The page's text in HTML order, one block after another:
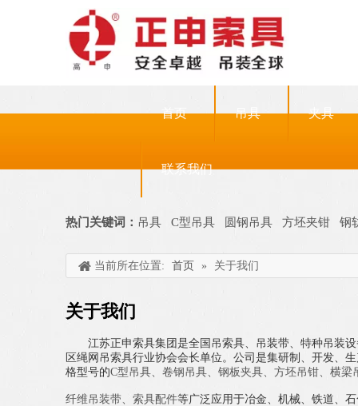
首页 吊具 夹具
联系我们
热门关键词： 吊具 C型吊具 圆钢吊具 方坯夹钳 钢
当前所在位置: 首页 » 关于我们
关于我们
江苏正申索具集团是全国吊索具、吊装带、特种吊装
区绳网吊索具行业协会会长单位。公司是集研制、开发、
格型号的C型吊具 卷钢吊具 钢板夹具 方坯吊钳 横梁
纤维吊装带 索具配件等广泛应用于冶金、机械、铁道、